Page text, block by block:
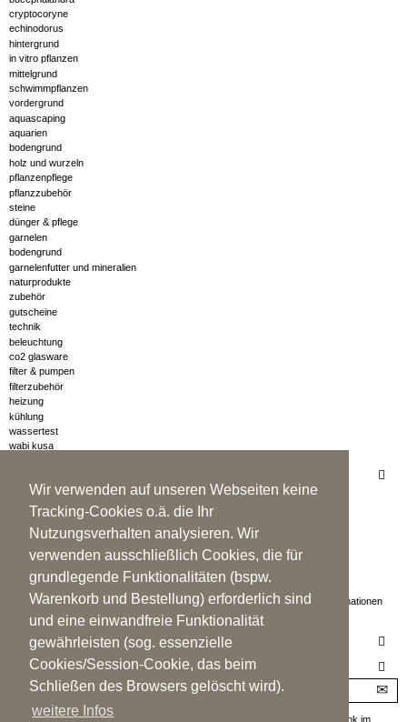
Wir verwenden auf unseren Webseiten keine
Tracking-Cookies o.ä. die Ihr
Nutzungsverhalten analysieren. Wir
verwenden ausschließlich Cookies, die für
grundlegende Funktionalitäten (bspw.
Warenkorb und Bestellung) erforderlich sind
und eine einwandfreie Funktionalität
gewährleisten (sog. essenzielle
Cookies/Session-Cookie, das beim
Schließen des Browsers gelöscht wird).
weitere Infos
cryptocoryne
echinodorus
hintergrund
in vitro pflanzen
mittelgrund
schwimmpflanzen
vordergrund
aquascaping
aquarien
bodengrund
holz und wurzeln
pflanzenpflege
pflanzzubehör
steine
dünger & pflege
garnelen
bodengrund
garnelenfutter und mineralien
naturprodukte
zubehör
gutscheine
technik
beleuchtung
co2 glasware
filter & pumpen
filterzubehör
heizung
kühlung
wassertest
wabi kusa
neue artikel
kontakt
versandkosten & lieferzeit (*)
widerrufsrecht & widerrufsformular
allgemeine geschäftsbedingungen
datenschutz
*gilt für lieferungen nach deutschland. lieferzeiten für andere länder und informationen
aquamoos gmbh, heisenbergstr. 2 95643 tirschenreuth deutschland
NEWSLETTER
Der Bezug des Newsletter kann jederzeit im Kundenkonto oder per Abmeldelink im